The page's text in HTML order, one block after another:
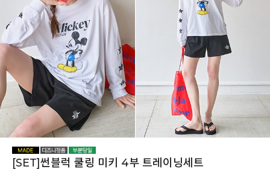
[SET]썬블럭 쿨링 미키 4부 트레이닝세트